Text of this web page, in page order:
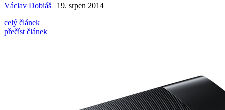
Václav Dobiáš | 19. srpen 2014
celý článek
přečíst článek